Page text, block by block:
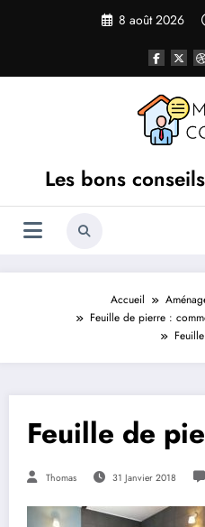
8 août 2026
Les bons
Accueil
Feuille de pierre :
Feuille de
Thomas 31 Janvier 2018